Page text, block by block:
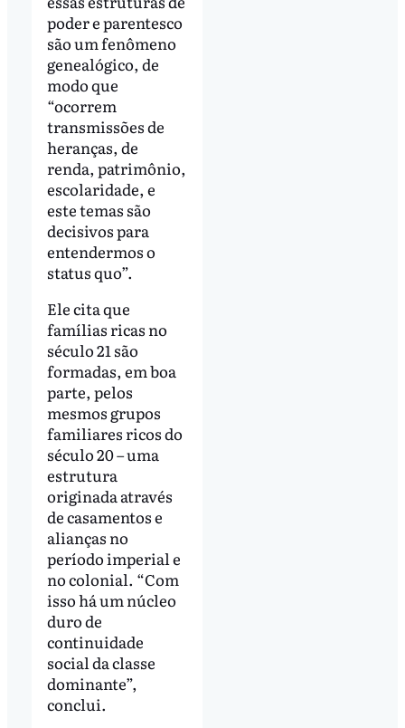
poder e parentesco
são um fenômeno
genealógico, de
modo que
“ocorrem
transmissões de
heranças, de
renda, patrimônio,
escolaridade, e
este temas são
decisivos para
entendermos o
status quo”.
Ele cita que
famílias ricas no
século 21 são
formadas, em boa
parte, pelos
mesmos grupos
familiares ricos do
século 20 – uma
estrutura
originada através
de casamentos e
alianças no
período imperial e
no colonial. “Com
isso há um núcleo
duro de
continuidade
social da classe
dominante”,
conclui.